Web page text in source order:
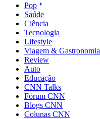
Pop
Saúde
Ciência
Tecnologia
Lifestyle
Viagem & Gastronomia
Review
Auto
Educação
CNN Talks
Fórum CNN
Blogs CNN
Colunas CNN